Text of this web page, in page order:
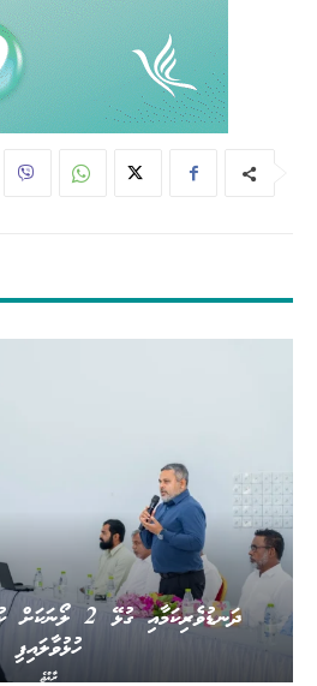
ރާއްޖެ
ދަނޑުވެރިކަމާއި
ހުޅުވާލައިފި